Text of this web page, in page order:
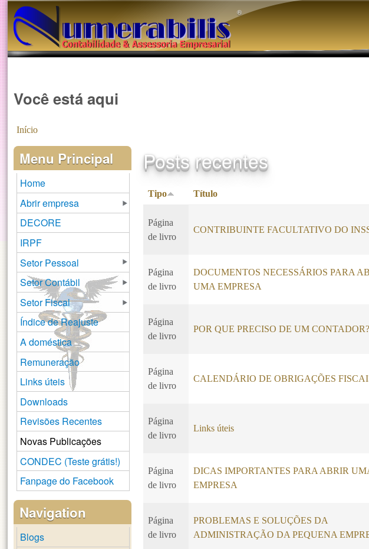
®️
Você está aqui
Início
Posts recentes
Tipo Título
Página
de livro
CONTRIBUINTE FACULTATIVO DO
Página
de livro
DOCUMENTOS NECESSÁRIOS PARA
UMA EMPRESA
Página
de livro
POR QUE PRECISO DE UM CONTADOR?
Página
de livro
CALENDÁRIO DE OBRIGAÇÕES
Página
de livro
Links úteis
Página
de livro
DICAS IMPORTANTES PARA ABRIR
EMPRESA
Página
de livro
PROBLEMAS E SOLUÇÕES DA
ADMINISTRAÇÃO DA PEQUENA
Menu Principal
Home
Abrir empresa
DECORE
IRPF
Setor Pessoal
Setor Contábil
Setor Fiscal
Índice de Reajuste
A doméstica
Remuneração
Links úteis
Downloads
Revisões Recentes
Novas Publicações
CONDEC (Teste grátis!)
Fanpage do Facebook
Navigation
Blogs